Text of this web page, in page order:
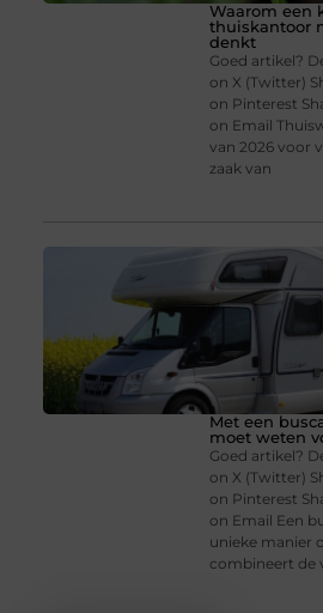
Waarom een
thuiskantoor
denkt
Goed artikel?
on X (Twitter)
on Pinterest
on Email
van 2026 voor
zaak van
Met een
moet weten
Goed artikel?
on X (Twitter)
on Pinterest
on Email Een
unieke manier
combineert de